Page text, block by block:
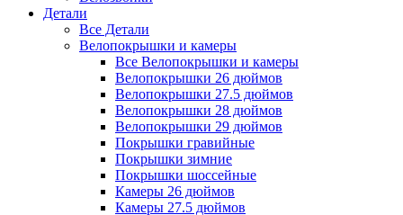
Детали
Все Детали
Велопокрышки и камеры
Все Велопокрышки и камеры
Велопокрышки 26 дюймов
Велопокрышки 27.5 дюймов
Велопокрышки 28 дюймов
Велопокрышки 29 дюймов
Покрышки гравийные
Покрышки зимние
Покрышки шоссейные
Камеры 26 дюймов
Камеры 27.5 дюймов